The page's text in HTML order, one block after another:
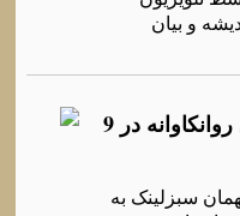
و بیان
بررسی وضعیت ایران و تحلیل روانکاوانه در 9
سبزلینک به